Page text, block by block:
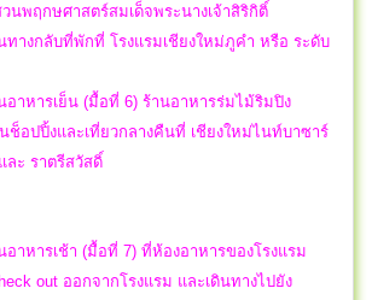
นพฤกษศาสตร์สมเด็จพระนางเจ้าสิริกิติ์
ทางกลับที่พักที่ โรงแรมเชียงใหม่ภูคำ หรือ ระดับ
อาหารเย็น (มื้อที่ 6) ร้านอาหารร่มไม้ริมปิง
ช็อปปิ้งและเที่ยวกลางคืนที่ เชียงใหม่ไนท์บาซาร์
ะ ราตรีสวัสดิ์
าหารเช้า (มื้อที่ 7) ที่ห้องอาหารของโรงแรม
out ออกจากโรงแรม และเดินทางไปยัง